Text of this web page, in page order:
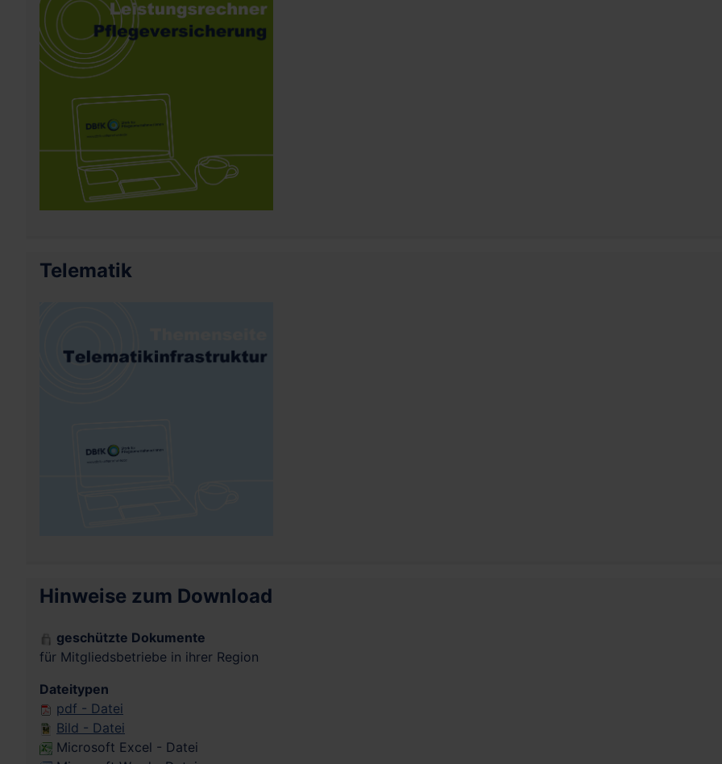
Telematik
Hinweise zum Download
geschützte Dokumente
für Mitgliedsbetriebe in ihrer Region
Dateitypen
pdf - Datei
Bild - Datei
Microsoft Excel - Datei